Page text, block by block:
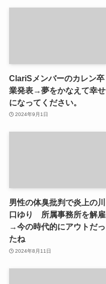
ClariSメンバーのカレン卒
業発表→夢をかなえて幸せ
になってください。
2024年9月1日
男性の体臭批判で炎上の川
口ゆり 所属事務所を解雇
→今の時代的にアウトだっ
たね
2024年8月11日